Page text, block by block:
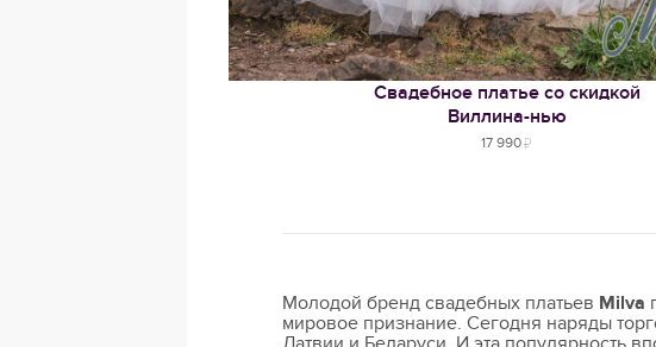
Свадебное платье со скидкой
Виллина-нью
17 990
Молодой бренд свадебных платьев Milva
мировое признание. Сегодня наряды